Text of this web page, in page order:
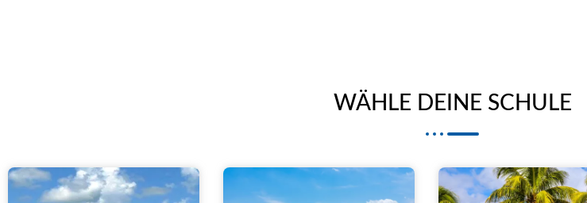
WÄHLE DEINE SCHULE